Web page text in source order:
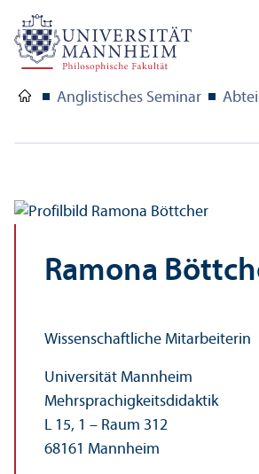
Anglistisches Seminar
Ramona
Wissenschaft­liche Mitarbeiterin
Universität Mannheim
Mehrsprach­igkeits­didaktik
L 15, 1 – Raum 312
68161 Mannheim